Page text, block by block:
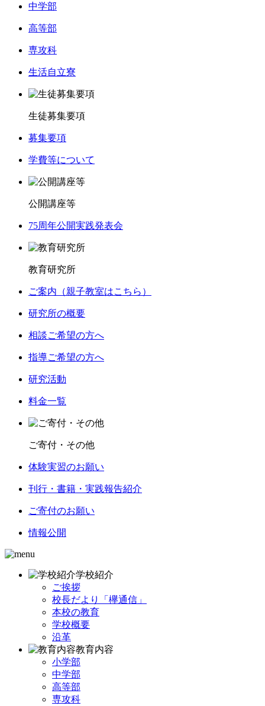
中学部
高等部
専攻科
生活自立寮
生徒募集要項
募集要項
学費等について
公開講座等
75周年公開実践発表会
教育研究所
ご案内（親子教室はこちら）
研究所の概要
相談ご希望の方へ
指導ご希望の方へ
研究活動
料金一覧
ご寄付・その他
体験実習のお願い
刊行・書籍・実践報告紹介
ご寄付のお願い
情報公開
学校紹介
ご挨拶
校長だより「欅通信」
本校の教育
学校概要
沿革
教育内容
小学部
中学部
高等部
専攻科